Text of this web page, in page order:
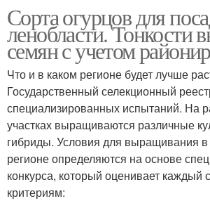
Сорта огурцов для
ленобласти. Тонкости
семян с учетом
Что и в каком регионе будет лучше
Государственный селекционный
специализированных испытаний. На
участках выращиваются различные
гибриды. Условия для выращивания
регионе определяются на основе
конкурса, который оценивает каждый
критериям: